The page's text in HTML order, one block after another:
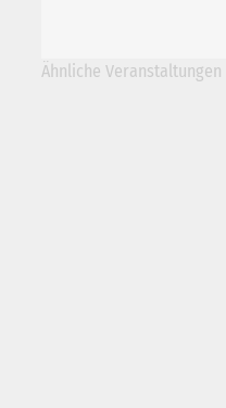
Ähnliche Veranstaltungen